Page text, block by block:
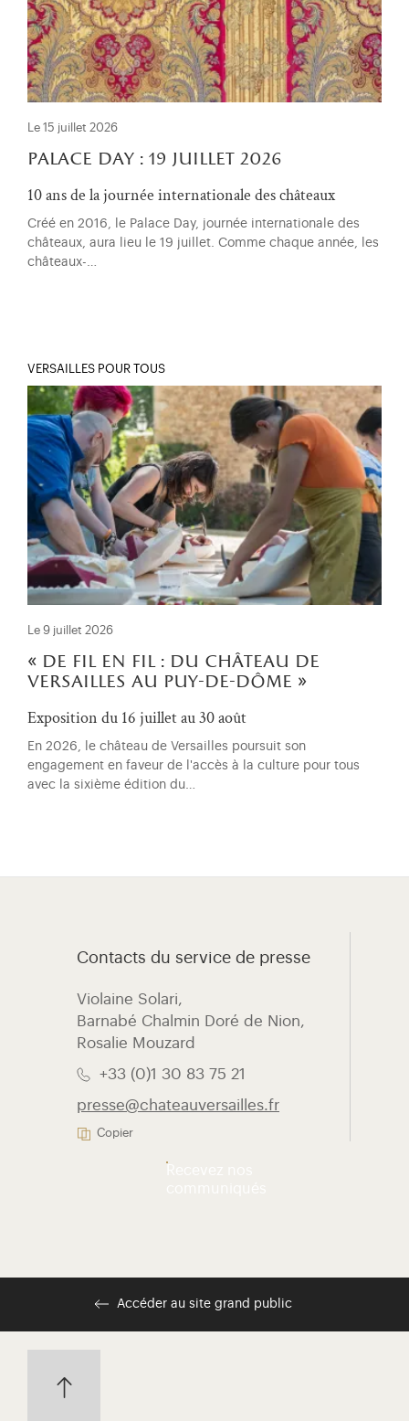
Le 15 juillet 2026
palace day : 19 juillet 2026
10 ans de la journée internationale des châteaux
Créé en 2016, le Palace Day, journée internationale des
châteaux, aura lieu le 19 juillet. Comme chaque année, les
châteaux-…
VERSAILLES POUR TOUS
Le 9 juillet 2026
« de fil en fil : du château de
versailles au puy-de-dôme »
Exposition du 16 juillet au 30 août
En 2026, le château de Versailles poursuit son
engagement en faveur de l'accès à la culture pour tous
avec la sixième édition du…
Contacts du service de presse
Violaine Solari, ​
Barnabé Chalmin Doré de Nion,
Rosalie Mouzard
+33 (0)1 30 83 75 21
presse@chateauversailles.fr
Copier
Accéder au site grand public